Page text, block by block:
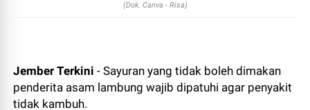
(Dok. Canva - Risa)
Jember Terkini - Sayuran yang tidak boleh dimakan
penderita asam lambung wajib dipatuhi agar penyakit
tidak kambuh.